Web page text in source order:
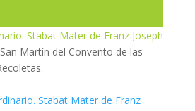
Stabat Mater de Franz Joseph
Martín del Convento de las